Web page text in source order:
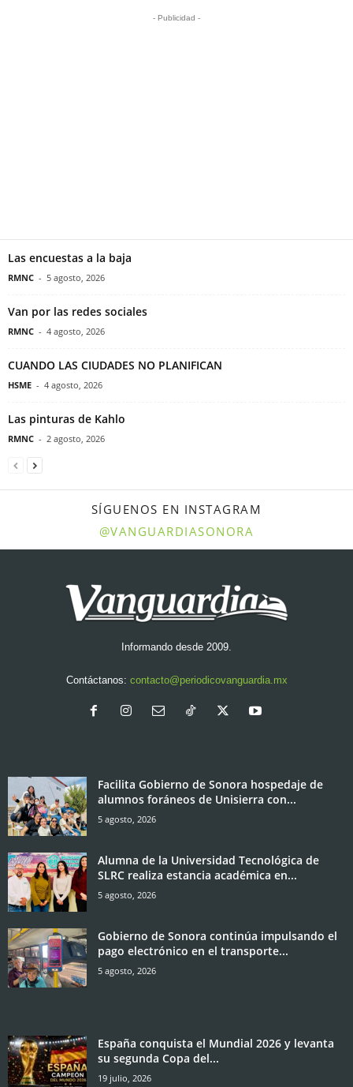
- Publicidad -
Las encuestas a la baja
RMNC - 5 agosto, 2026
Van por las redes sociales
RMNC - 4 agosto, 2026
CUANDO LAS CIUDADES NO PLANIFICAN
HSME - 4 agosto, 2026
Las pinturas de Kahlo
RMNC - 2 agosto, 2026
SÍGUENOS EN INSTAGRAM
@VANGUARDIASONORA
Informando desde 2009.
Contáctanos: contacto@periodicovanguardia.mx
Facilita Gobierno de Sonora hospedaje de
alumnos foráneos de Unisierra con...
5 agosto, 2026
Alumna de la Universidad Tecnológica de
SLRC realiza estancia académica en...
5 agosto, 2026
Gobierno de Sonora continúa impulsando el
pago electrónico en el transporte...
5 agosto, 2026
España conquista el Mundial 2026 y levanta
su segunda Copa del...
19 julio, 2026